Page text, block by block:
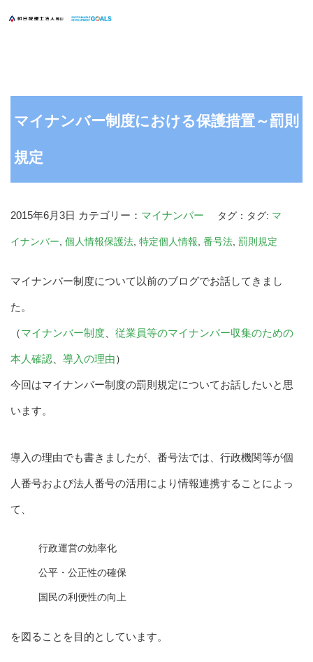
マイナンバー制度における保護措置～罰則
規定
2015年6月3日 カテゴリー： マイナンバー タグ：タグ: マ
イナンバー 個人情報保護法 特定個人情報 番号法 罰則規定
マイナンバー制度について以前のブログでお話してきまし
た。
（マイナンバー制度 従業員等のマイナンバー収集のための
本人確認 導入の理由）
今回はマイナンバー制度の罰則規定についてお話したいと思
います。
導入の理由でも書きましたが、番号法では、行政機関等が個
人番号および法人番号の活用により情報連携することによっ
て、
行政運営の効率化
公平・公正性の確保
国民の利便性の向上
を図ることを目的としています。